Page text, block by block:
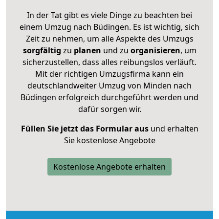
In der Tat gibt es viele Dinge zu beachten bei
einem Umzug nach Büdingen. Es ist wichtig, sich
Zeit zu nehmen, um alle Aspekte des Umzugs
sorgfältig zu planen und zu organisieren, um
sicherzustellen, dass alles reibungslos verläuft.
Mit der richtigen Umzugsfirma kann ein
deutschlandweiter Umzug von Minden nach
Büdingen erfolgreich durchgeführt werden und
dafür sorgen wir.
Füllen Sie jetzt das Formular ausund erhalten
Sie kostenlose Angebote
Kostenlose Angebote erhalten